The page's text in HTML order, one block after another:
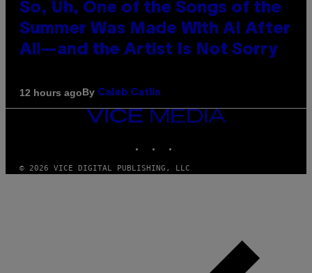
So, Uh, One of the Songs of the
Summer Was Made With AI After
All—and the Artist Is Not Sorry
12 hours agoBy Caleb Catlin
VICE
© 2026 VICE DIGITAL PUBLISHING, LLC